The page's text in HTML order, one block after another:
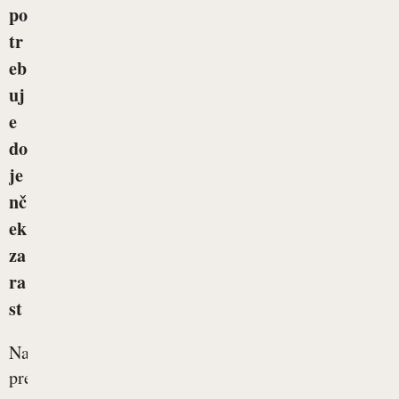
po
tr
eb
uj
e
do
je
nč
ek
za
ra
st
Način
prehranjevanja